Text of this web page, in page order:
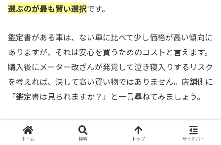
選ぶのが最も賢い選択です。
鑑定書がある車は、ない車に比べて少し価格が高い傾向に
ありますが、それは安心を買うためのコストと言えます。
購入後にメーター改ざんが発覚して泣き寝入りするリスク
を考えれば、決して高い買い物ではありません。店舗側に
「鑑定書は見られますか？」と一言尋ねてみましょう。
不自然に安い「格安車」に飛びつかない勇気
ホーム 検索 トップ サイドバー